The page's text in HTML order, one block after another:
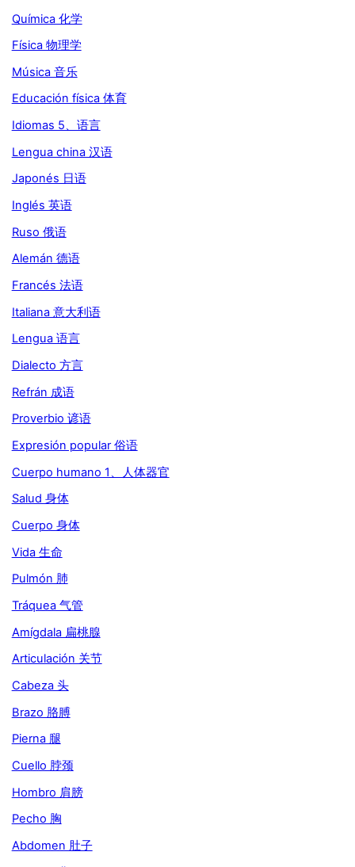
Química 化学
Física 物理学
Música 音乐
Educación física 体育
Idiomas 5、语言
Lengua china 汉语
Japonés 日语
Inglés 英语
Ruso 俄语
Alemán 德语
Francés 法语
Italiana 意大利语
Lengua 语言
Dialecto 方言
Refrán 成语
Proverbio 谚语
Expresión popular 俗语
Cuerpo humano 1、人体器官
Salud 身体
Cuerpo 身体
Vida 生命
Pulmón 肺
Tráquea 气管
Amígdala 扁桃腺
Articulación 关节
Cabeza 头
Brazo 胳膊
Pierna 腿
Cuello 脖颈
Hombro 肩膀
Pecho 胸
Abdomen 肚子